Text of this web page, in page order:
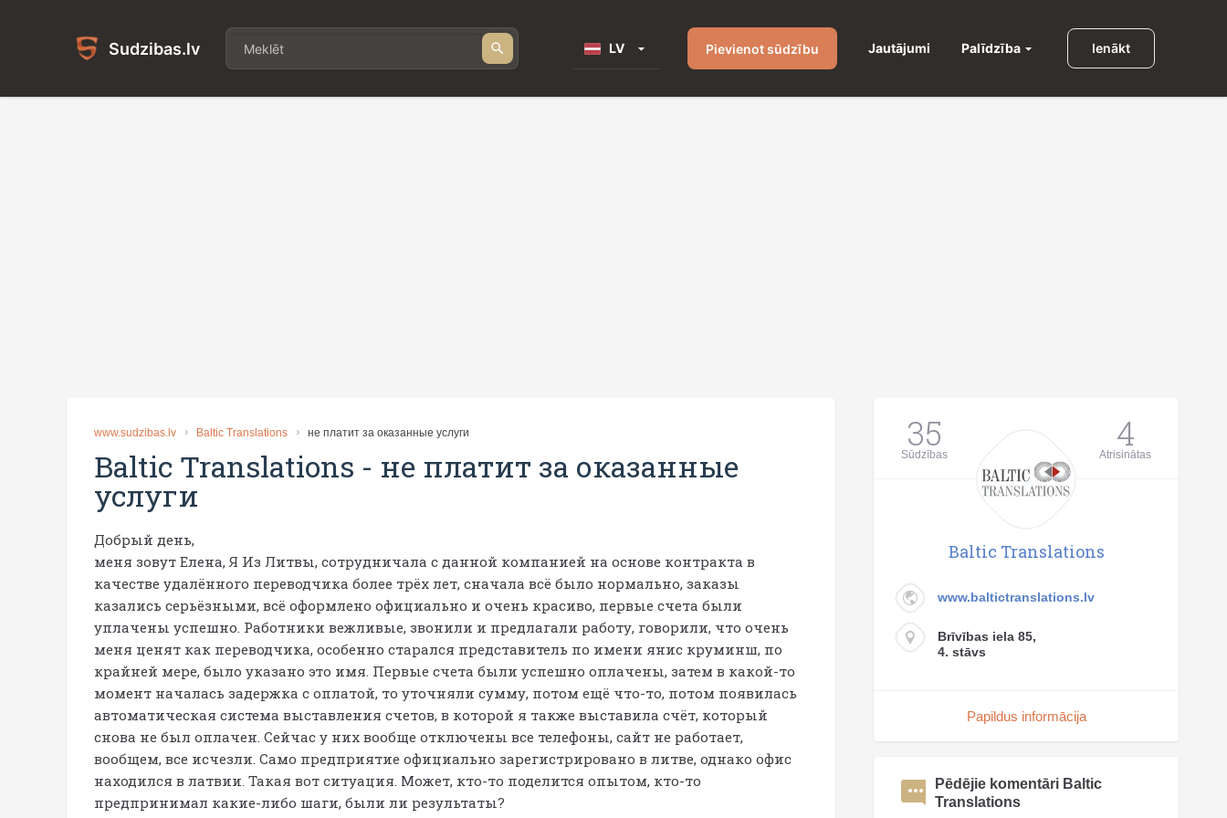
Sudzibas.lv LV Pievienot sūdzību Jautājumi Palīdzība Ienākt
www.sudzibas.lv Baltic Translations не платит за оказанные услуги
Baltic Translations - не платит за оказанные
услуги
Добрый день,
меня зовут Елена, Я Из Литвы, сотрудничала с данной компанией на основе контракта в
качестве удалённого переводчика более трёх лет, сначала всё было нормально, заказы
казались серьёзными, всё оформлено официально и очень красиво, первые счета были
уплачены успешно. Работники вежливые, звонили и предлагали работу, говорили, что очень
меня ценят как переводчика, особенно старался представитель по имени янис круминш, по
крайней мере, было указано это имя. Первые счета были успешно оплачены, затем в какой-то
момент началась задержка с оплатой, то уточняли сумму, потом ещё что-то, потом появилась
автоматическая система выставления счетов, в которой я также выставила счёт, который
снова не был оплачен. Сейчас у них вообще отключены все телефоны, сайт не работает,
вообщем, все исчезли. Само предприятие официально зарегистрировано в литве, однако офис
находился в латвии. Такая вот ситуация. Может, кто-то поделится опытом, кто-то
предпринимал какие-либо шаги, были ли результаты?
35
Sūdzības 4
Atrisinātas
Baltic Translations
www.baltictranslations.lv
Brīvības iela 85,
4. stāvs
Papildus informācija
Pēdējie komentāri Baltic
Translations